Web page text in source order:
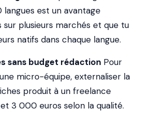
langues est un avantage
sur plusieurs marchés et que tu
natifs dans chaque langue.
sans budget rédaction Pour
micro-équipe, externaliser la
produit à un freelance
3 000 euros selon la qualité.